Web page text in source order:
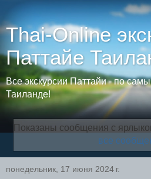
Thai-Online
Паттайе
Все экскурсии Паттайи - по
Таиланде!
Показаны сообщения с
все
понедельник, 17 июня 2024 г.